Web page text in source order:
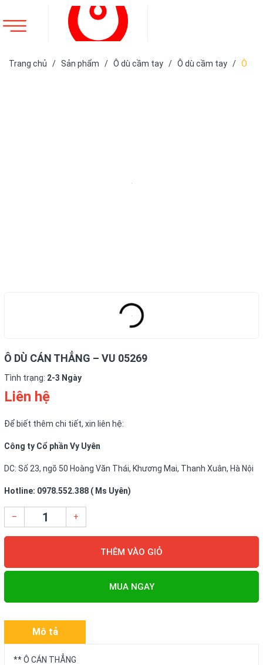
Trang chủ / Sản phẩm / Ô dù cầm tay / Ô dù cầm tay / Ô
Ô DÙ CÁN THẲNG – VU 05269
Tình trạng: 2-3 Ngày
Liên hệ
Để biết thêm chi tiết, xin liên hệ:
Công ty Cổ phần Vy Uyên
DC: Số 23, ngõ 50 Hoàng Văn Thái, Khương Mai, Thanh Xuân, Hà Nội
Hotline: 0978.552.388 ( Ms Uyên)
– +
THÊM VÀO GIỎ
MUA NGAY
Mô tả
** Ô CÁN THẲNG